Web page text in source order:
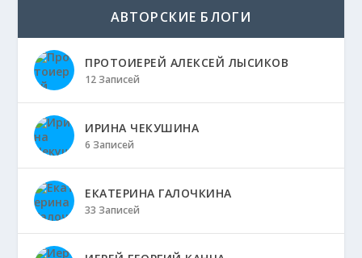
АВТОРСКИЕ БЛОГИ
ПРОТОИЕРЕЙ АЛЕКСЕЙ ЛЫСИКОВ
12 Записей
ИРИНА ЧЕКУШИНА
6 Записей
ЕКАТЕРИНА ГАЛОЧКИНА
33 Записей